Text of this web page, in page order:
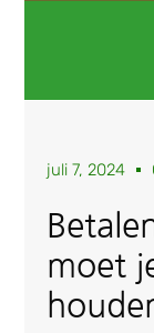
juli 7, 2024
moet